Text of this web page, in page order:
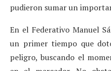
pudieron sumar un
En el Federativo Manuel
un primer tiempo que
peligro, buscando el